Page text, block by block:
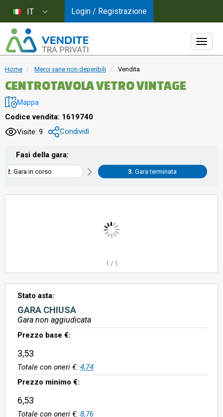
Home Merci varie non deperibili Vendita
CENTROTAVOLA VETRO VINTAGE
Mappa
Codice vendita: 1619740
Visite: 9
Condividi
Fasi della gara:
Gara in corso Gara terminata
1 / 1
Stato asta:
GARA CHIUSA
Gara non aggiudicata
Prezzo base €:
3,53
Totale con oneri €: 4,74
Prezzo minimo €:
6,53
Totale con oneri €: 8,76
IT Login / Registrazione